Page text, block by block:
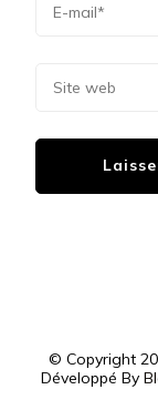
© Copyright
Développé By